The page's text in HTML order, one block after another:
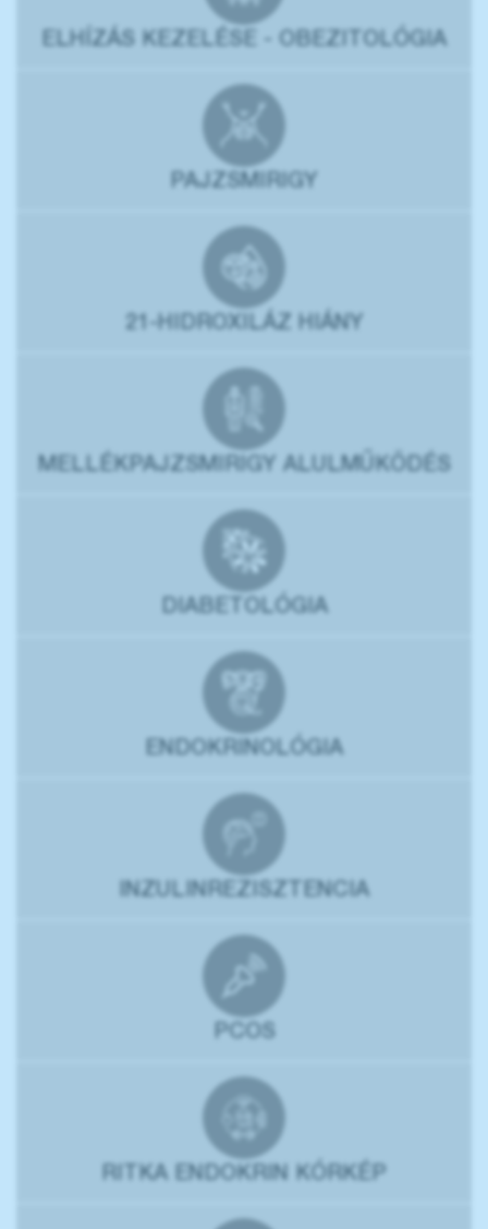
ELHÍZÁS KEZELÉSE - OBEZITOLÓGIA
PAJZSMIRIGY
21-HIDROXILÁZ HIÁNY
MELLÉKPAJZSMIRIGY ALULMŰKÖDÉS
DIABETOLÓGIA
ENDOKRINOLÓGIA
INZULINREZISZTENCIA
PCOS
RITKA ENDOKRIN KÓRKÉP